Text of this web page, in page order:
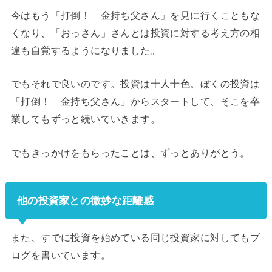
今はもう「打倒！ 金持ち父さん」を見に行くこともな
くなり、「おっさん」さんとは投資に対する考え方の相
違も自覚するようになりました。
でもそれで良いのです。投資は十人十色。ぼくの投資は
「打倒！ 金持ち父さん」からスタートして、そこを卒
業してもずっと続いていきます。
でもきっかけをもらったことは、ずっとありがとう。
他の投資家との微妙な距離感
また、すでに投資を始めている同じ投資家に対してもブ
ログを書いています。